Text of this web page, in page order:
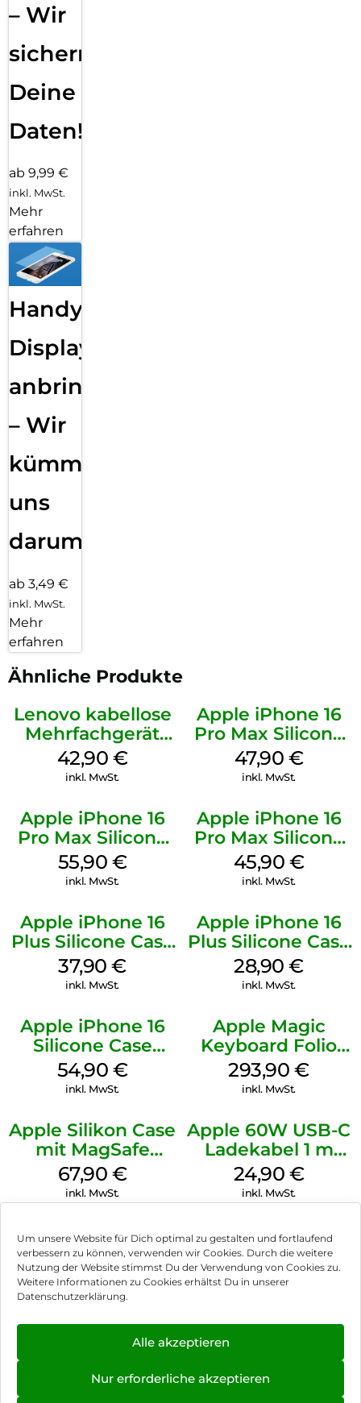
Um unsere Website für Dich optimal zu gestalten und fortlaufend
verbessern zu können, verwenden wir Cookies. Durch die weitere
Nutzung der Website stimmst Du der Verwendung von Cookies zu.
Weitere Informationen zu Cookies erhältst Du in unserer
Datenschutzerklärung.
Alle akzeptieren
Nur erforderliche akzeptieren
– Wir
sichern
Deine
Daten!
ab 9,99 €
inkl. MwSt.
Mehr
erfahren
Handy
Displayfolie
anbringen
– Wir
kümmern
uns
darum!
ab 3,49 €
inkl. MwSt.
Mehr
erfahren
Ähnliche Produkte
Lenovo kabellose
Mehrfachgerät
Luna Grey
42,90 €
inkl. MwSt.
Apple iPhone 16
Pro Max Silicone
Case MagSafe
Black
47,90 €
inkl. MwSt.
Apple iPhone 16
Pro Max Silicone
Case MagSafe
Stone Gray
55,90 €
inkl. MwSt.
Apple iPhone 16
Pro Max Silicone
Case MagSafe
Ultramarine
45,90 €
inkl. MwSt.
Apple iPhone 16
Plus Silicone Case
MagSafe Lake
Green
37,90€
inkl. MwSt.
Apple iPhone 16
Plus Silicone Case
MagSafe Black
28,90€
inkl. MwSt.
Apple iPhone 16
Silicone Case
MagSafe Lake
Green
54,90 €
inkl. MwSt.
Apple Magic
Keyboard Folio
iPad 10.9″ (10.Gen.)
Weiß
293,90€
inkl. MwSt.
Apple Silikon Case
mit MagSafe
iPhone 14 Pro
(PRODUCT)RED
67,90 €
inkl. MwSt.
Apple 60W USB-C
Ladekabel 1 m
Weiß
24,90 €
inkl. MwSt.
Impressum
Hinweis zur Batterieentsorgung